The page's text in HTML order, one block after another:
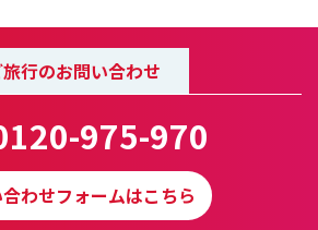
旅行のお問い合わせ
975-970
わせフォームはこちら